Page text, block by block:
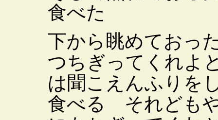
食べた
下から眺めておっ
つちぎってくれよ
は聞こえんふりを
食べる それども